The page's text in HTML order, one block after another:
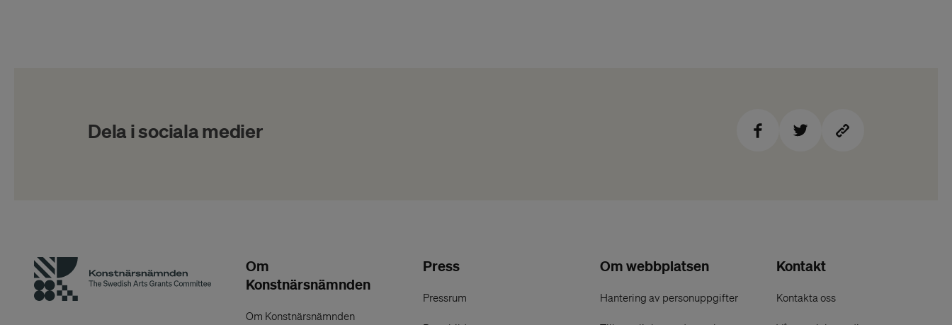
Dela i sociala medier
Om
Konstnärsnämnden
Om Konstnärsnämnden
Press
Pressrum
Om webbplatsen
Hantering av personuppgifter
Kontakt
Kontakta oss